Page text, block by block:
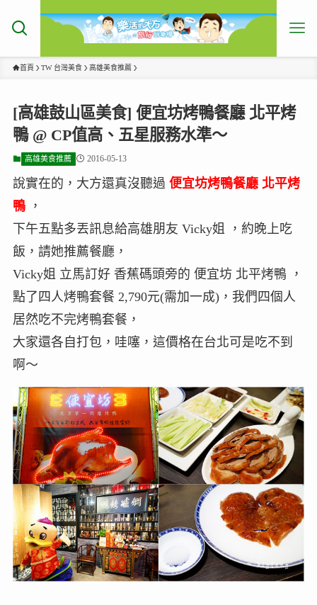
首頁 TW 台灣美食 高雄美食推薦
[高雄鼓山區美食] 便宜坊烤鴨餐廳 北平烤
鴨 @ CP值高、五星服務水準～
高雄美食推薦 2016-05-13
說實在的，大方還真沒聽過 便宜坊烤鴨餐廳 北平烤
鴨，
下午五點多丟訊息給高雄朋友 Vicky姐 ，約晚上吃
飯，請她推薦餐廳，
Vicky姐 立馬訂好 香蕉碼頭旁的 便宜坊 北平烤鴨 ，
點了四人烤鴨套餐 2,790元(需加一成)，我們四個人
居然吃不完烤鴨套餐，
大家還各自打包，哇噻，這價格在台北可是吃不到
啊～